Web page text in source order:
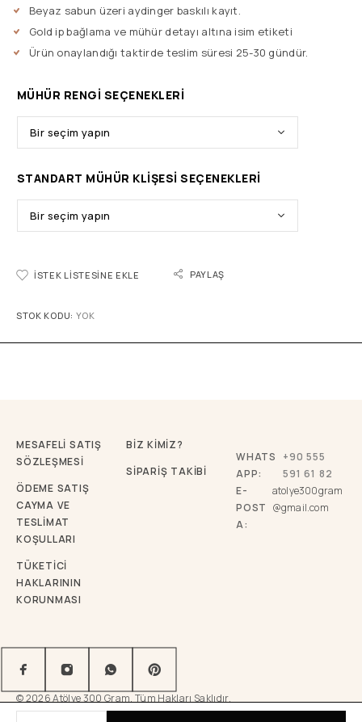
Beyaz sabun üzeri aydinger baskılı kayıt.
Gold ip bağlama ve mühür detayı altına isim etiketi
Ürün onaylandığı taktirde teslim süresi 25-30 gündür.
MÜHÜR RENGI SEÇENEKLERI
STANDART MÜHÜR KLIŞESI SEÇENEKLERI
İSTEK LISTESINE EKLE PAYLAŞ
STOK KODU: YOK
MESAFELİ SATIŞ
SÖZLEŞMESİ
ÖDEME SATIŞ
CAYMA VE
TESLİMAT
KOŞULLARI
TÜKETICI
HAKLARININ
KORUNMASI
BİZ KİMİZ?
SİPARİŞ TAKİBİ
WHATS
APP:
+90 555
591 61 82
E-
POST
A:
atolye300gram
@gmail.com
© 2026 Atölye 300 Gram. Tüm Hakları Saklıdır.